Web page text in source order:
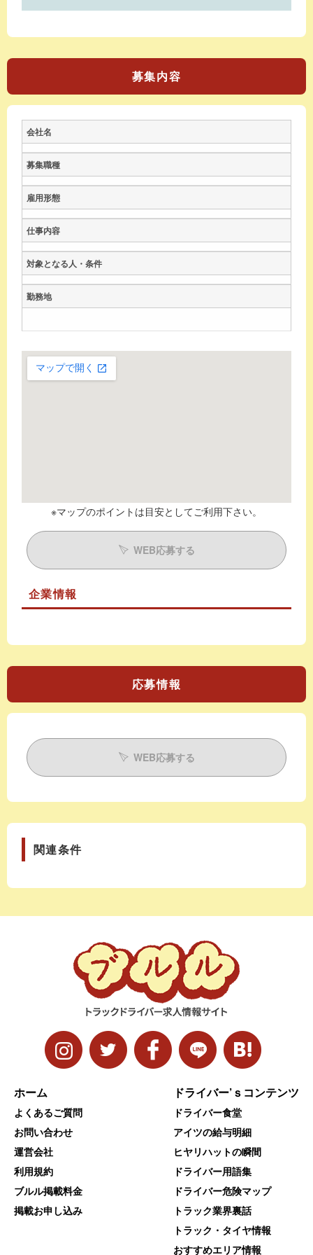
募集内容
会社名
募集職種
雇用形態
仕事内容
対象となる人・条件
勤務地
※マップのポイントは目安としてご利用下さい。
WEB応募する
企業情報
応募情報
WEB応募する
関連条件
ホーム
よくあるご質問
お問い合わせ
運営会社
利用規約
ブルル掲載料金
掲載お申し込み
ドライバー’ｓコンテンツ
ドライバー食堂
アイツの給与明細
ヒヤリハットの瞬間
ドライバー用語集
ドライバー危険マップ
トラック業界裏話
トラック・タイヤ情報
おすすめエリア情報